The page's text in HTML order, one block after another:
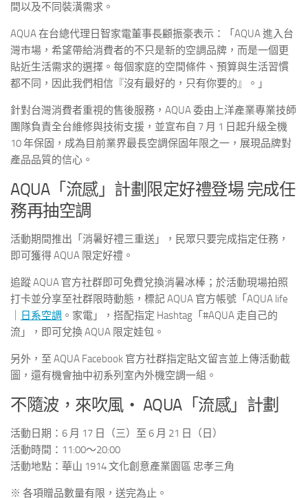
間以及不同裝潢需求。
AQUA 在台總代理日智家電董事長顧振豪表示：「AQUA 進入台
灣市場，希望帶給消費者的不只是新的空調品牌，而是一個更
貼近生活需求的選擇。每個家庭的空間條件、預算與生活習慣
都不同，因此我們相信『沒有最好的，只有你要的』。」
針對台灣消費者重視的售後服務，AQUA 委由上洋產業專業技師
團隊負責全台維修與技術支援，並宣布自 7 月 1 日起升級全機
10 年保固，成為目前業界最長空調保固年限之一，展現品牌對
產品品質的信心。
AQUA「流感」計劃限定好禮登場 完成任
務再抽空調
活動期間推出「消暑好禮三重送」，民眾只要完成指定任務，
即可獲得 AQUA 限定好禮。
追蹤 AQUA 官方社群即可免費兌換消暑冰棒；於活動現場拍照
打卡並分享至社群限時動態，標記 AQUA 官方帳號「AQUA life
日系空調 。家電」，搭配指定 Hashtag「#AQUA 走自己的
流」，即可兌換 AQUA 限定娃包。
另外，至 AQUA Facebook 官方社群指定貼文留言並上傳活動截
圖，還有機會抽中初系列室內外機空調一組。
不隨波，來吹風・ AQUA「流感」計劃
活動日期：6 月 17 日（三）至 6 月 21 日（日）
活動時間：11:00～20:00
活動地點：華山 1914 文化創意產業園區 忠孝三角
※ 各項贈品數量有限，送完為止。